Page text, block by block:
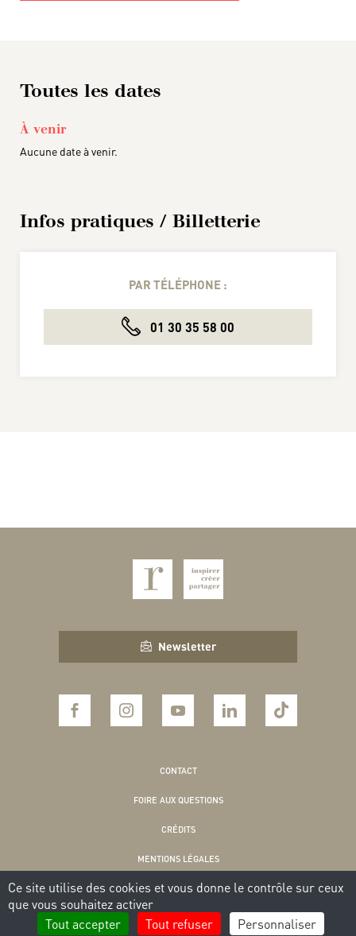
Toutes les dates
À venir
Aucune date à venir.
Infos pratiques / Billetterie
PAR TÉLÉPHONE :
01 30 35 58 00
Newsletter
CONTACT
FOIRE AUX QUESTIONS
CRÉDITS
MENTIONS LÉGALES
POLITIQUE DE CONFIDENTIALITÉ
COOKIES
Ce site utilise des cookies et vous donne le contrôle sur ceux
que vous souhaitez activer
Tout accepter
Tout refuser Personnaliser